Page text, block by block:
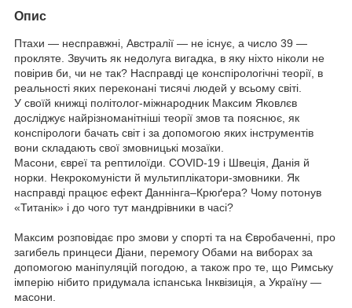
Опис
Птахи — несправжні, Австралії — не існує, а число 39 —
прокляте. Звучить як недолуга вигадка, в яку ніхто ніколи не
повірив би, чи не так? Насправді це конспірологічні теорії, в
реальності яких переконані тисячі людей у всьому світі.
У своїй книжці політолог-міжнародник Максим Яковлєв
досліджує найрізноманітніші теорії змов та пояснює, як
конспірологи бачать світ і за допомогою яких інструментів
вони складають свої змовницькі мозаїки.
Масони, євреї та рептилоїди. COVID-19 і Швеція, Данія й
норки. Некрокомуністи й мультиплікатори-змовники. Як
насправді працює ефект Даннінга‒Крюґера? Чому потонув
«Титанік» і до чого тут мандрівники в часі?
Максим розповідає про змови у спорті та на Євробаченні, про
загибель принцеси Діани, перемогу Обами на виборах за
допомогою маніпуляцій погодою, а також про те, що Римську
імперію нібито придумала іспанська Інквізиція, а Україну —
масони.